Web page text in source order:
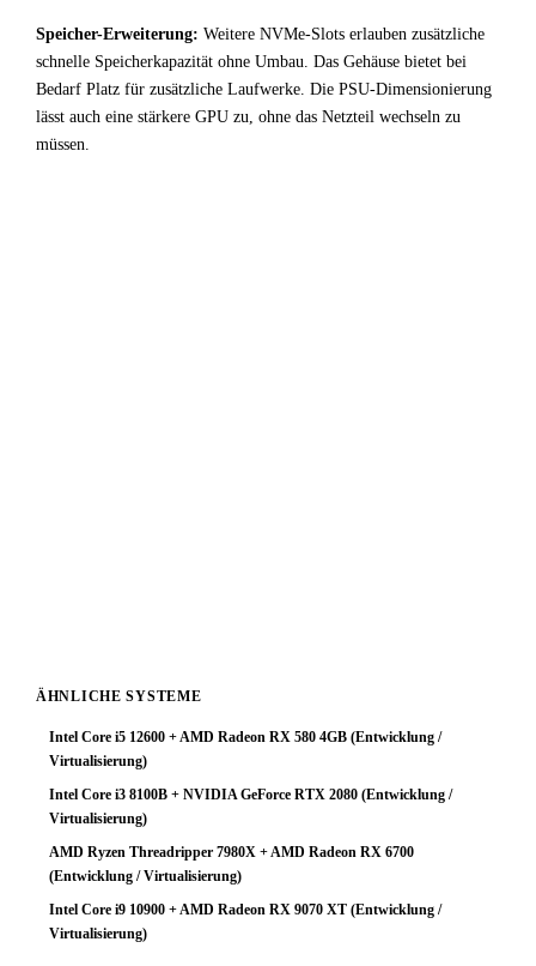
Speicher-Erweiterung: Weitere NVMe-Slots erlauben zusätzliche
schnelle Speicherkapazität ohne Umbau. Das Gehäuse bietet bei
Bedarf Platz für zusätzliche Laufwerke. Die PSU-Dimensionierung
lässt auch eine stärkere GPU zu, ohne das Netzteil wechseln zu
müssen.
ÄHNLICHE SYSTEME
Intel Core i5 12600 + AMD Radeon RX 580 4GB (Entwicklung /
Virtualisierung)
Intel Core i3 8100B + NVIDIA GeForce RTX 2080 (Entwicklung /
Virtualisierung)
AMD Ryzen Threadripper 7980X + AMD Radeon RX 6700
(Entwicklung / Virtualisierung)
Intel Core i9 10900 + AMD Radeon RX 9070 XT (Entwicklung /
Virtualisierung)